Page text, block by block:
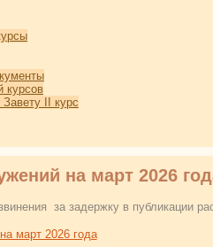
курсов
II курс
на март 2026
за задержку в публикации
март 2026 года